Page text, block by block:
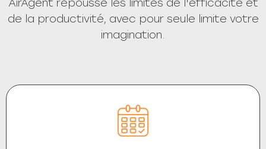
AirAgent repousse les limites de l'efficacité et
de la productivité, avec pour seule limite votre
imagination.